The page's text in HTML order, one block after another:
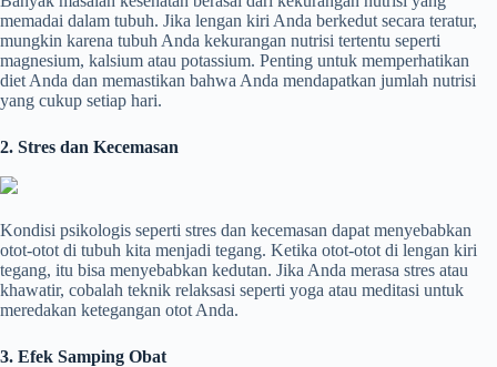
memadai dalam tubuh. Jika lengan kiri Anda berkedut secara teratur,
mungkin karena tubuh Anda kekurangan nutrisi tertentu seperti
magnesium, kalsium atau potassium. Penting untuk memperhatikan
diet Anda dan memastikan bahwa Anda mendapatkan jumlah nutrisi
yang cukup setiap hari.
2. Stres dan Kecemasan
Kondisi psikologis seperti stres dan kecemasan dapat menyebabkan
otot-otot di tubuh kita menjadi tegang. Ketika otot-otot di lengan kiri
tegang, itu bisa menyebabkan kedutan. Jika Anda merasa stres atau
khawatir, cobalah teknik relaksasi seperti yoga atau meditasi untuk
meredakan ketegangan otot Anda.
3. Efek Samping Obat